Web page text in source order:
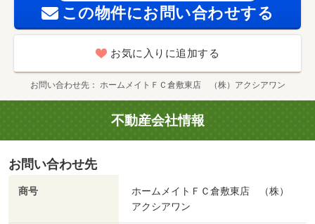
この物件にお問い合わせする
お気に入りに追加する
お問い合わせ先 ホームメイトＦＣ倉敷東店 （株）アクシアワン
不動産会社情報
お問い合わせ先
商号
ホームメイトＦＣ倉敷東店 （株）
アクシアワン